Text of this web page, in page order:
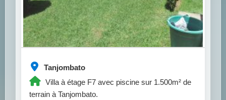
Tanjombato
Villa à étage F7 avec piscine sur 1.500m² de
terrain à Tanjombato.